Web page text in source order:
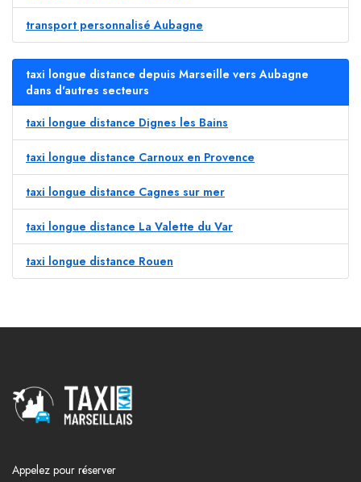
transport personnalisé Aubagne
taxi longue distance depuis Marseille vers Aubagne
dans d'autres secteurs
taxi longue distance Dignes les Bains
taxi longue distance Carnoux en Provence
taxi longue distance Cagnes sur mer
taxi longue distance La Valette du Var
taxi longue distance Rouen
Appelez pour réserver